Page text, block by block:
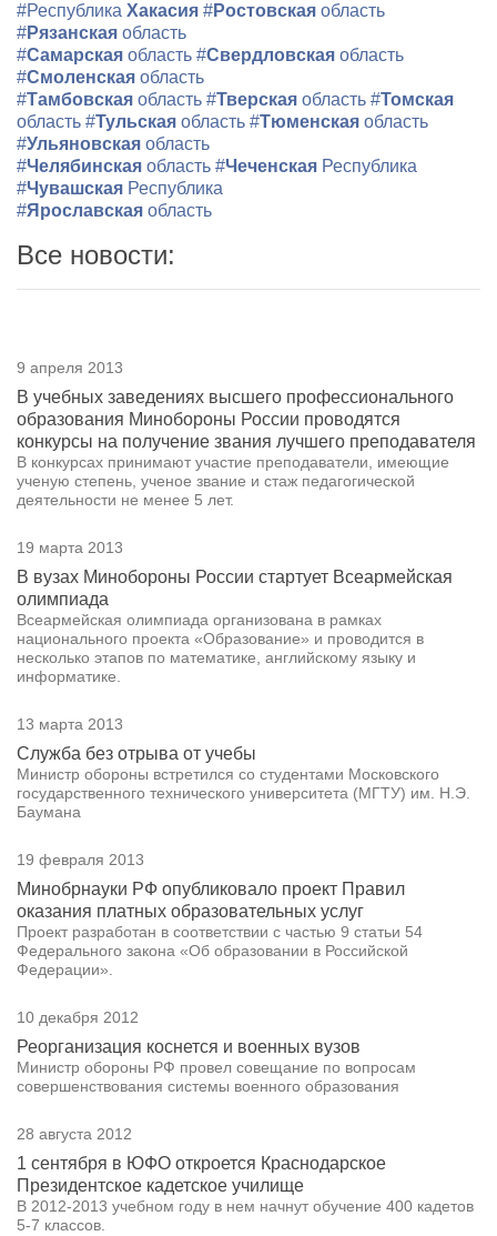
#Республика Хакасия #Ростовская область
#Рязанская область
#Самарская область #Свердловская область
#Смоленская область
#Тамбовская область #Тверская область #Томская
область #Тульская область #Тюменская область
#Ульяновская область
#Челябинская область #Чеченская Республика
#Чувашская Республика
#Ярославская область
Все новости:
9 апреля 2013
В учебных заведениях высшего профессионального
образования Минобороны России проводятся
конкурсы на получение звания лучшего преподавателя
В конкурсах принимают участие преподаватели, имеющие
ученую степень, ученое звание и стаж педагогической
деятельности не менее 5 лет.
19 марта 2013
В вузах Минобороны России стартует Всеармейская
олимпиада
Всеармейская олимпиада организована в рамках
национального проекта «Образование» и проводится в
несколько этапов по математике, английскому языку и
информатике.
13 марта 2013
Служба без отрыва от учебы
Министр обороны встретился со студентами Московского
государственного технического университета (МГТУ) им. Н.Э.
Баумана
19 февраля 2013
Минобрнауки РФ опубликовало проект Правил
оказания платных образовательных услуг
Проект разработан в соответствии с частью 9 статьи 54
Федерального закона «Об образовании в Российской
Федерации».
10 декабря 2012
Реорганизация коснется и военных вузов
Министр обороны РФ провел совещание по вопросам
совершенствования системы военного образования
28 августа 2012
1 сентября в ЮФО откроется Краснодарское
Президентское кадетское училище
В 2012-2013 учебном году в нем начнут обучение 400 кадетов
5-7 классов.